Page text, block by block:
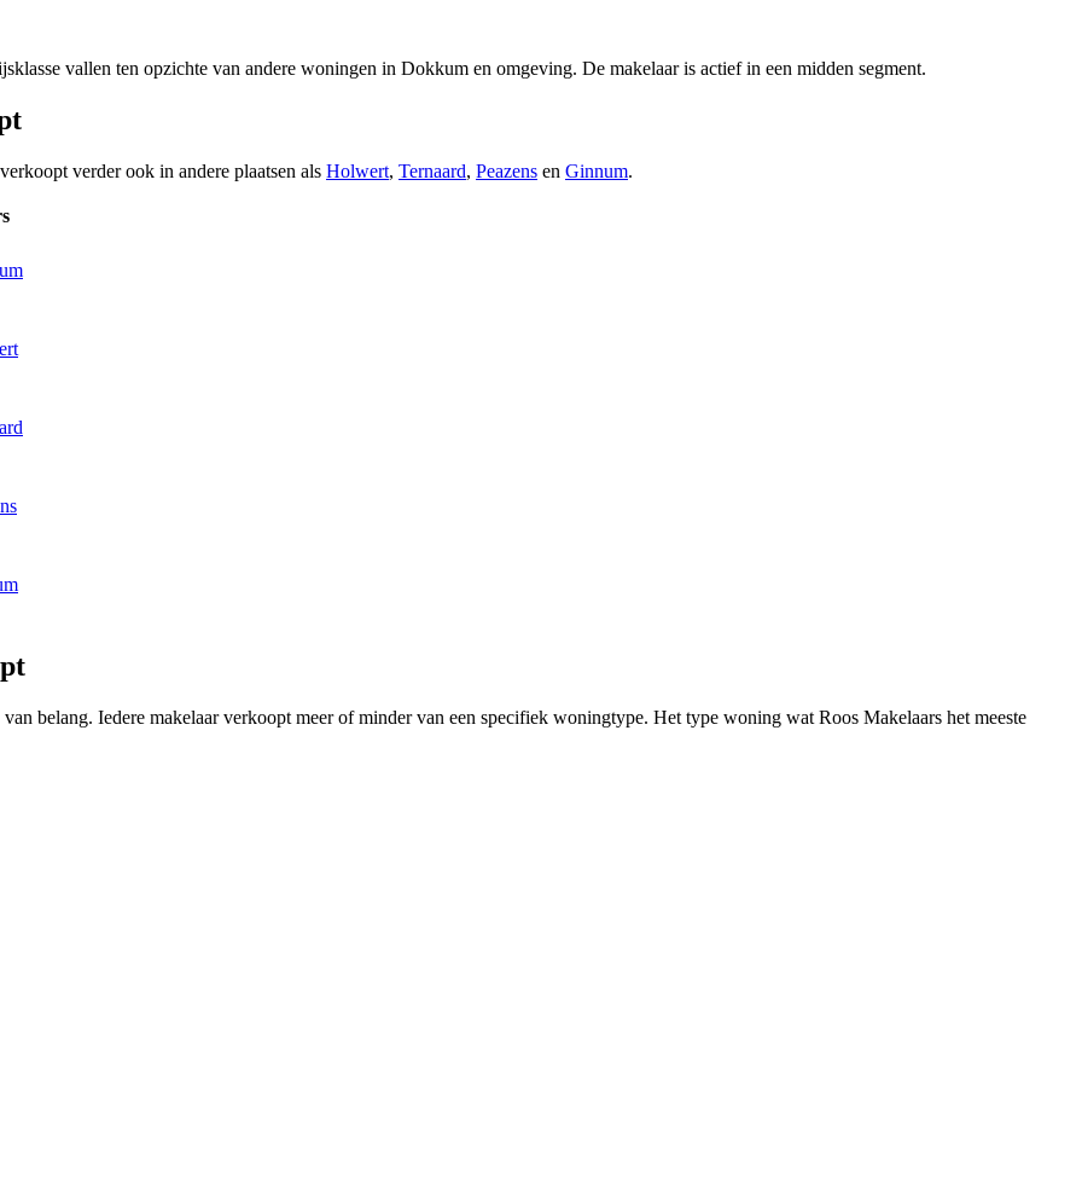
vallen ten opzichte van andere woningen in Dokkum en omgeving. De makelaar is actief in een midden segment.
verder ook in andere plaatsen als Holwert, Ternaard, Peazens en Ginnum.
belang. Iedere makelaar verkoopt meer of minder van een specifiek woningtype. Het type woning wat Roos Makelaars het meeste